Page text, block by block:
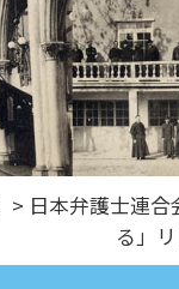
> 日本弁護士連
る」